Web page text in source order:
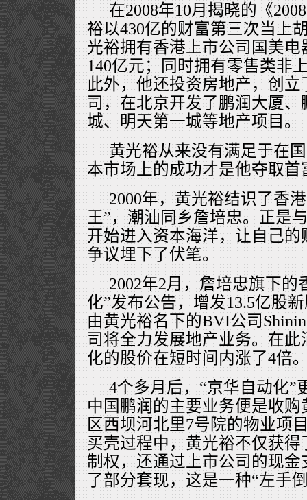
在2008年10月揭晓的《
裕以430亿的财富第三次当上
光裕拥有香港上市公司国美电
140亿元；同时拥有零售类非
此外，他还投资房地产，创
司，在北京开发了鹏润大厦
城、明天第一城等地产项目。
黄光裕从来没有满足于在
本市场上的成功才是他夺取
2000年，黄光裕结识了香
王”，潮汕同乡詹培忠。正是
开始进入资本海洋，让自己
争议埋下了伏笔。
2002年2月，詹培忠旗下的
化”发布公告，增发13.5亿股
由黄光裕名下的BVI公司
司将全力发展地产业务。在
化的股价在短时间内涨了4倍
4个多月后，“京华自动化”
中国鹏润的主要业务便是收
区西坝河北里7号院的物业项
买壳过程中，黄光裕不仅获
制权，还通过上市公司的现
了部分套现，这是一种“左手